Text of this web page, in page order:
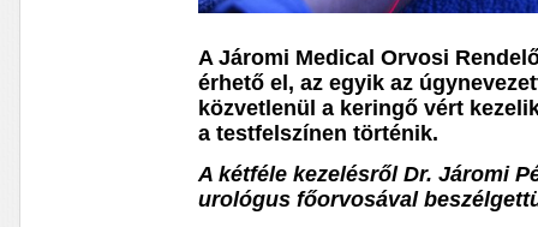
A Járomi Medical Orvosi
érhető el, az egyik az
közvetlenül a keringő vért
a testfelszínen történik.
A kétféle kezelésről Dr. Járomi
urológus főorvosával